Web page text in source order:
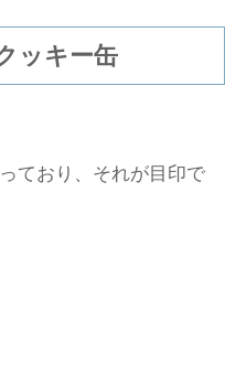
ッキー缶
ており、それが目印で